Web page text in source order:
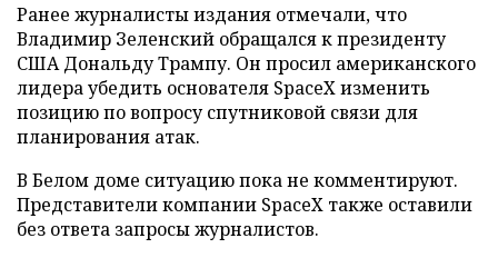
Ранее журналисты издания отмечали, что
Владимир Зеленский обращался к президенту
США Дональду Трампу. Он просил американского
лидера убедить основателя SpaceX изменить
позицию по вопросу спутниковой связи для
планирования атак.
В Белом доме ситуацию пока не комментируют.
Представители компании SpaceX также оставили
без ответа запросы журналистов.